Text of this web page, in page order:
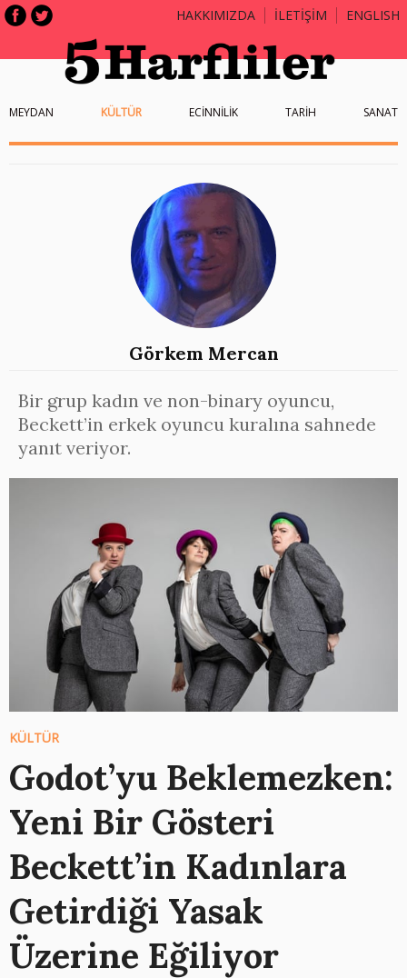
HAKKIMIZDA İLETİŞİM ENGLISH
MEYDAN KÜLTÜR ECİNNİLİK TARİH SANAT
Görkem Mercan
Bir grup kadın ve non-binary oyuncu,
Beckett’in erkek oyuncu kuralına sahnede
yanıt veriyor.
KÜLTÜR
Godot’yu Beklemezken:
Yeni Bir Gösteri
Beckett’in Kadınlara
Getirdiği Yasak
Üzerine Eğiliyor